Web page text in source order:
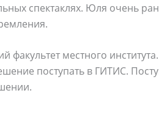
спектаклях. Юля очень
местного
поступать в ГИТИС.